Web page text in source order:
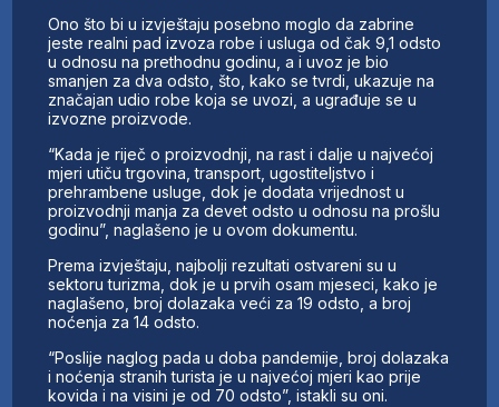
Ono što bi u izvještaju posebno moglo da zabrine
jeste realni pad izvoza robe i usluga od čak 9,1 odsto
u odnosu na prethodnu godinu, a i uvoz je bio
smanjen za dva odsto, što, kako se tvrdi, ukazuje na
značajan udio robe koja se uvozi, a ugrađuje se u
izvozne proizvode.
“Kada je riječ o proizvodnji, na rast i dalje u najvećoj
mjeri utiču trgovina, transport, ugostiteljstvo i
prehrambene usluge, dok je dodata vrijednost u
proizvodnji manja za devet odsto u odnosu na prošlu
godinu”, naglašeno je u ovom dokumentu.
Prema izvještaju, najbolji rezultati ostvareni su u
sektoru turizma, dok je u prvih osam mjeseci, kako je
naglašeno, broj dolazaka veći za 19 odsto, a broj
noćenja za 14 odsto.
“Poslije naglog pada u doba pandemije, broj dolazaka
i noćenja stranih turista je u najvećoj mjeri kao prije
kovida i na visini je od 70 odsto”, istakli su oni.